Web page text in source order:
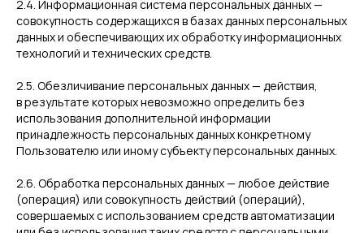
2.4. Информационная система персональных данных —
совокупность содержащихся в базах данных персональных
данных и обеспечивающих их обработку информационных
технологий и технических средств.
2.5. Обезличивание персональных данных — действия,
в результате которых невозможно определить без
использования дополнительной информации
принадлежность персональных данных конкретному
Пользователю или иному субъекту персональных данных.
2.6. Обработка персональных данных — любое действие
(операция) или совокупность действий (операций),
совершаемых с использованием средств автоматизации